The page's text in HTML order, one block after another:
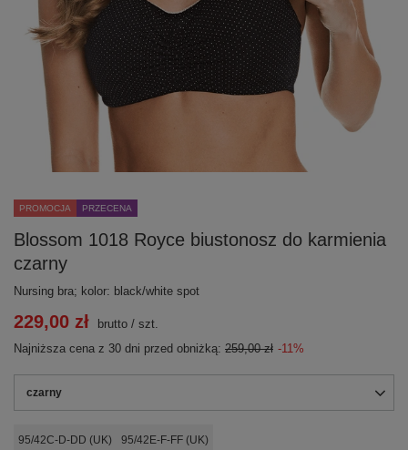
PROMOCJA PRZECENA
Blossom 1018 Royce biustonosz do karmienia
czarny
Nursing bra; kolor: black/white spot
czarny
95/42C-D-DD (UK) 95/42E-F-FF (UK)
229,00 zł brutto / szt.
Najniższa cena z 30 dni przed obniżką: 259,00 zł -11%